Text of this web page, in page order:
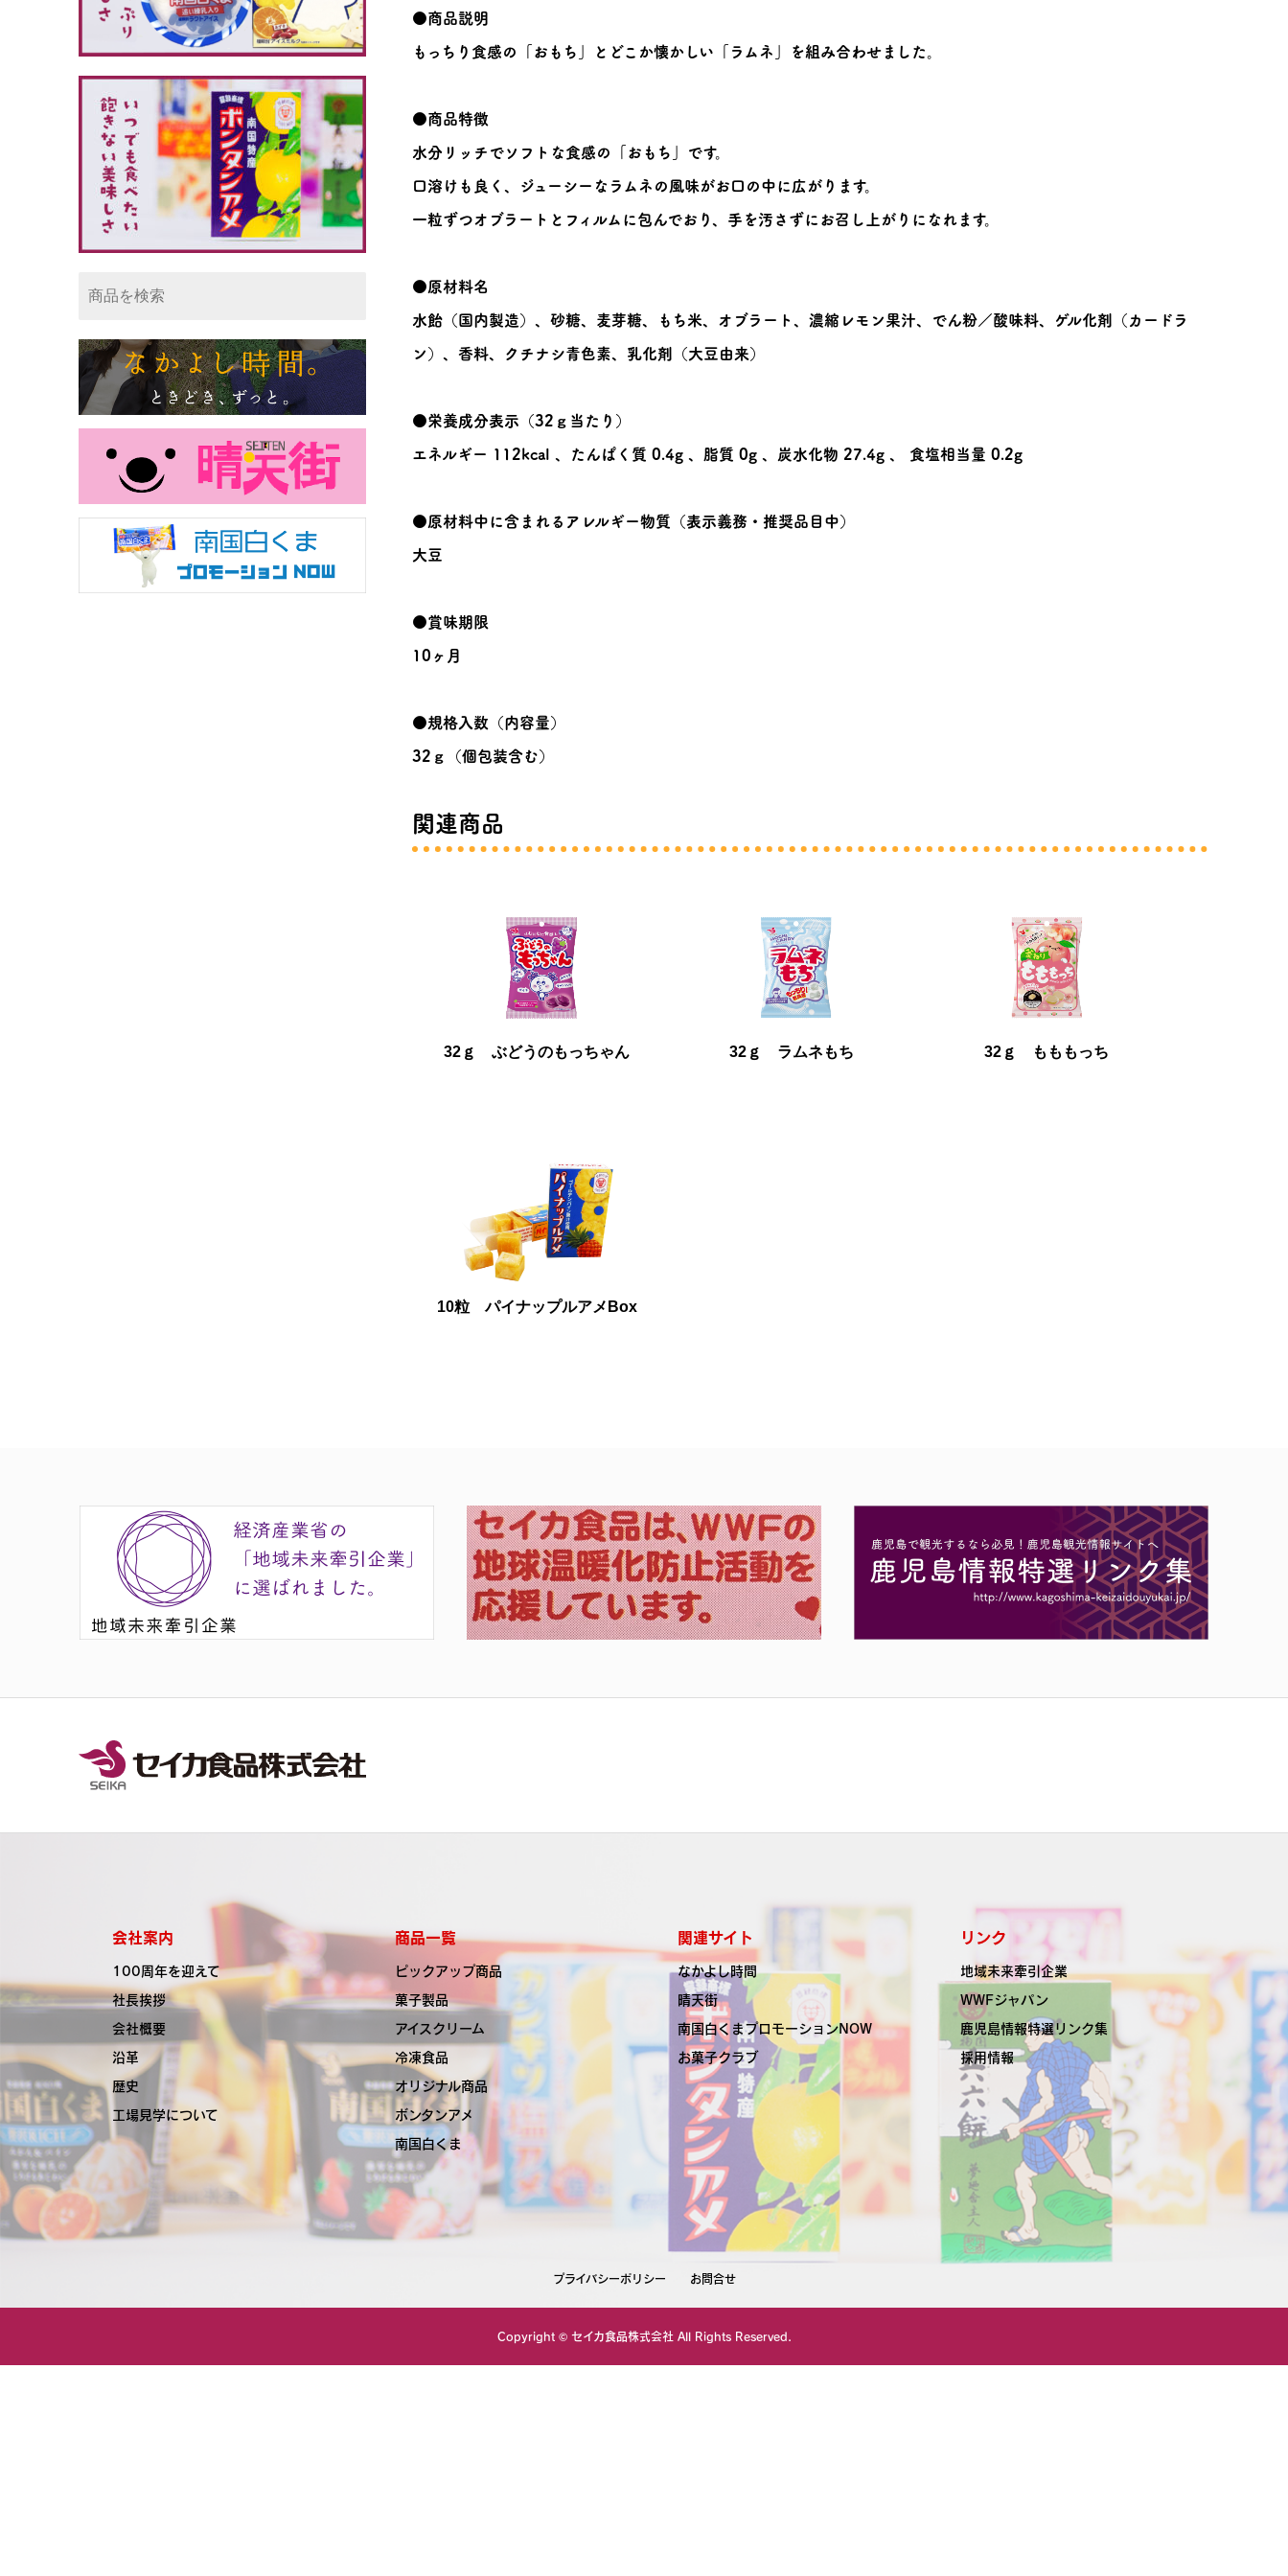
●商品説明
もっちり食感の「おもち」とどこか懐かしい「ラムネ」を組み合わせました。
●商品特徴
水分リッチでソフトな食感の「おもち」です。
口溶けも良く、ジューシーなラムネの風味がお口の中に広がります。
一粒ずつオブラートとフィルムに包んでおり、手を汚さずにお召し上がりになれます。
●原材料名
水飴（国内製造）、砂糖、麦芽糖、もち米、オブラート、濃縮レモン果汁、でん粉／酸味料、ゲル化剤（カードラ
ン）、香料、クチナシ青色素、乳化剤（大豆由来）
●栄養成分表示（32ｇ当たり）
エネルギー 112kcal 、たんぱく質 0.4g 、脂質 0g 、炭水化物 27.4g 、 食塩相当量 0.2g
●原材料中に含まれるアレルギー物質（表示義務・推奨品目中）
大豆
●賞味期限
10ヶ月
●規格入数（内容量）
32ｇ（個包装含む）
関連商品
32ｇ ぶどうのもっちゃん 32ｇ ラムネもち 32ｇ もももっち
10粒パイナップルアメBox
会社案内
100周年を迎えて
社長挨拶
会社概要
沿革
歴史
工場見学について
商品一覧
ピックアップ商品
菓子製品
アイスクリーム
冷凍食品
オリジナル商品
ボンタンアメ
南国白くま
関連サイト
なかよし時間
晴天街
南国白くまプロモーションNOW
お菓子クラブ
リンク
地域未来牽引企業
WWFジャパン
鹿児島情報特選リンク集
採用情報
プライバシーポリシー お問合せ
Copyright © セイカ食品株式会社All Rights Reserved.